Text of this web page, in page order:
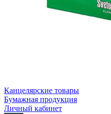
Канцелярские товары
Бумажная продукция
Личный кабинет